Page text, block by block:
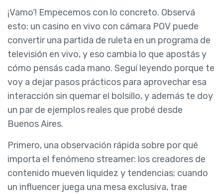
¡Vamo’! Empecemos con lo concreto. Observá
esto: un casino en vivo con cámara POV puede
convertir una partida de ruleta en un programa de
televisión en vivo, y eso cambia lo que apostás y
cómo pensás cada mano. Seguí leyendo porque te
voy a dejar pasos prácticos para aprovechar esa
interacción sin quemar el bolsillo, y además te doy
un par de ejemplos reales que probé desde
Buenos Aires.
Primero, una observación rápida sobre por qué
importa el fenómeno streamer: los creadores de
contenido mueven liquidez y tendencias; cuando
un influencer juega una mesa exclusiva, trae